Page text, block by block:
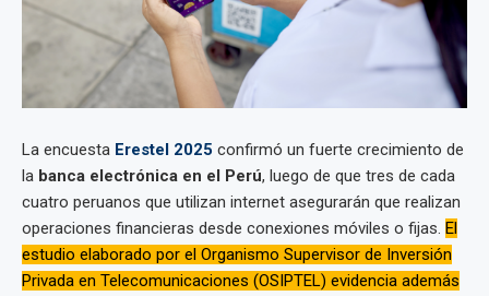
La encuesta Erestel 2025 confirmó un fuerte crecimiento de
la banca electrónica en el Perú, luego de que tres de cada
cuatro peruanos que utilizan internet asegurarán que realizan
operaciones financieras desde conexiones móviles o fijas. El
estudio elaborado por el Organismo Supervisor de Inversión
Privada en Telecomunicaciones (OSIPTEL) evidencia además